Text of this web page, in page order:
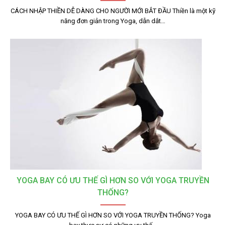
CÁCH NHẬP THIỀN DỄ DÀNG CHO NGƯỜI MỚI BẮT ĐẦU Thiền là một kỹ
năng đơn giản trong Yoga, dẫn dắt…
YOGA BAY CÓ ƯU THẾ GÌ HƠN SO VỚI YOGA TRUYỀN
THỐNG?
YOGA BAY CÓ ƯU THẾ GÌ HƠN SO VỚI YOGA TRUYỀN THỐNG? Yoga